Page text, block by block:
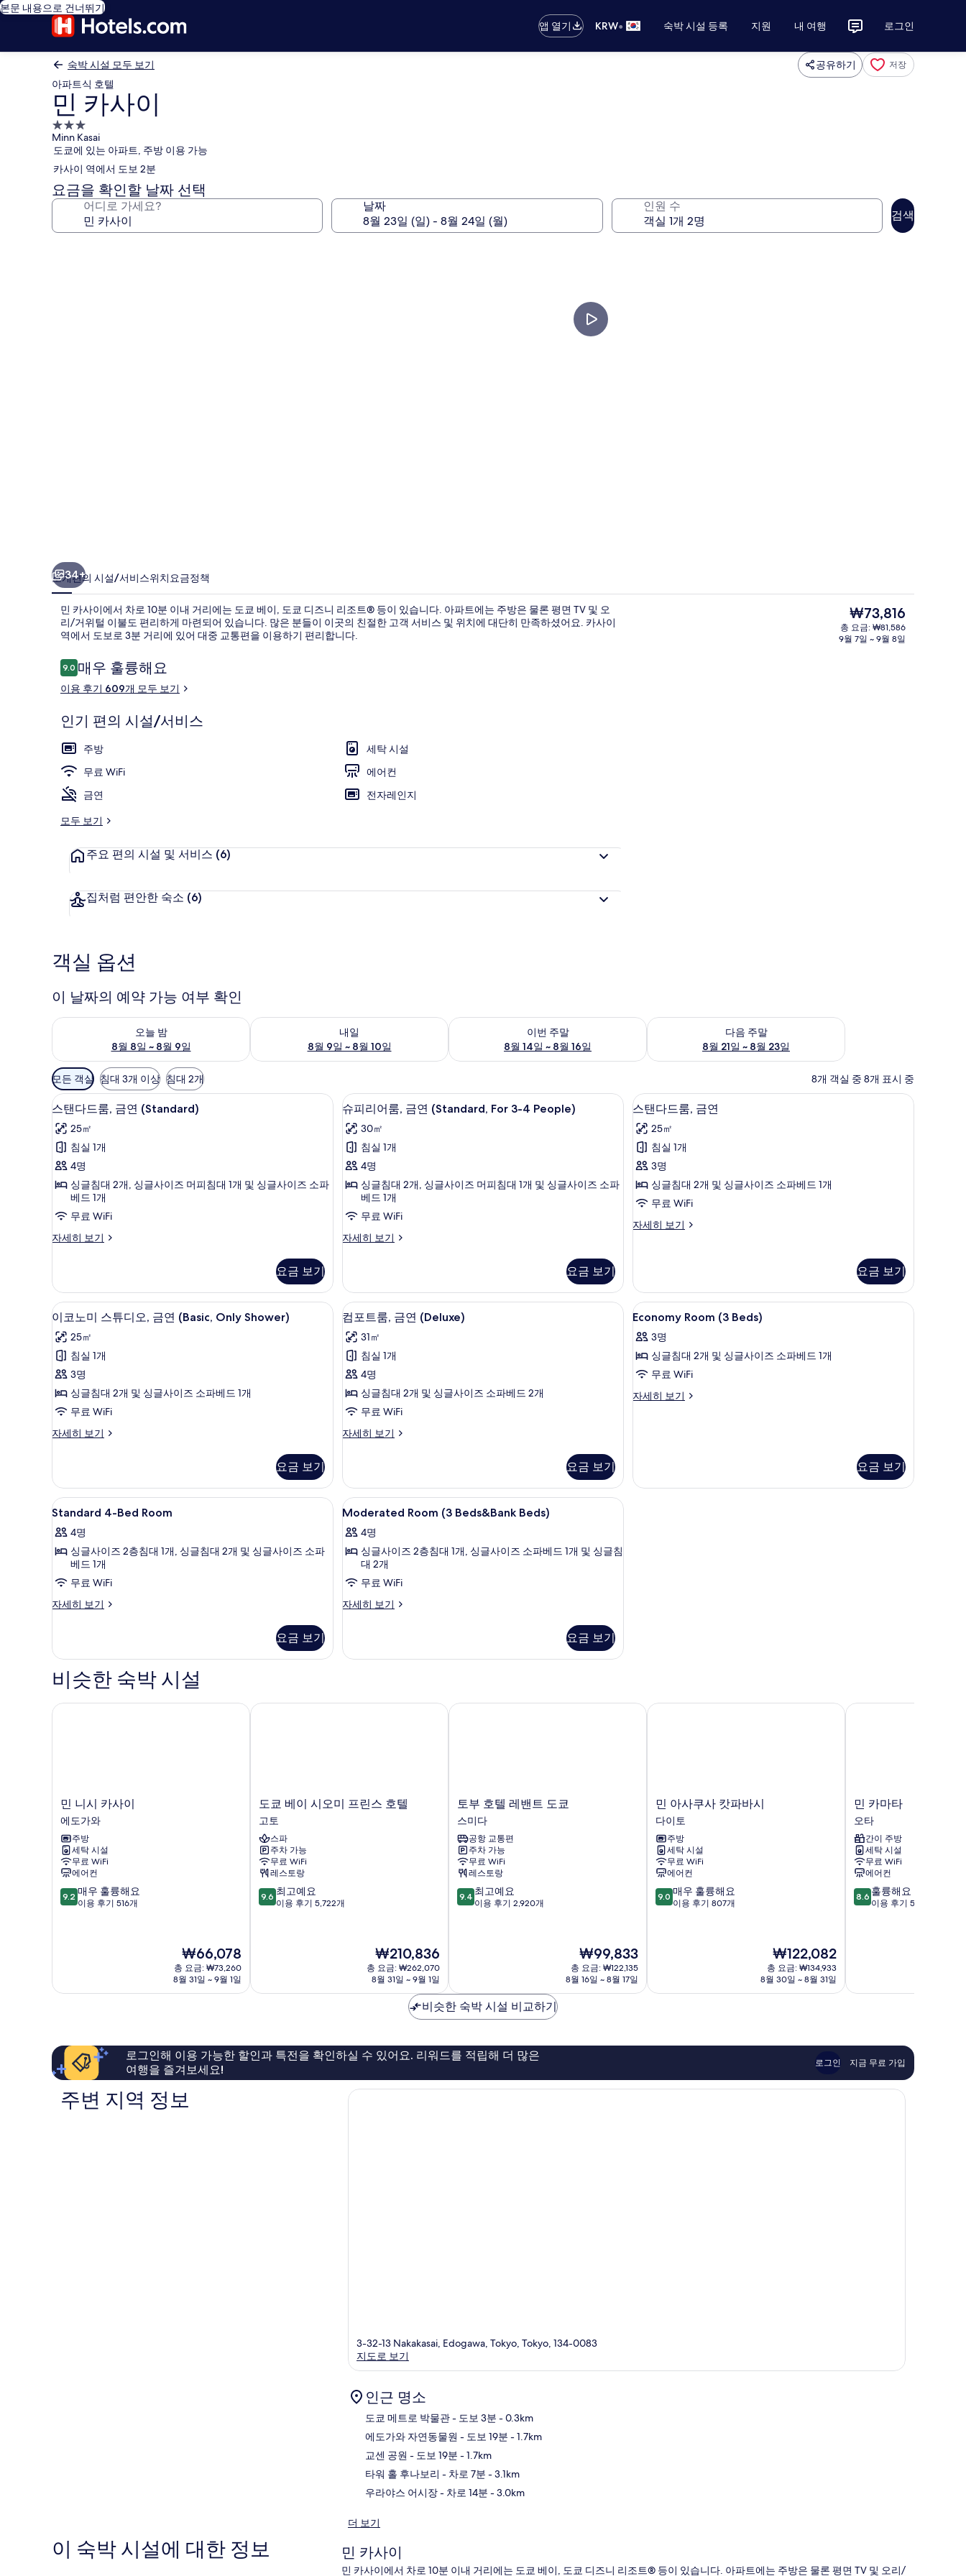
본문 내용으로 건너뛰기
앱 열기
KRW• 숙박 시설 등록 지원 내 여행 로그인
숙박 시설 모두 보기 공유하기 저장
아파트식 호텔
민 카사이
3.0
성
급
숙
박
시
Minn Kasai
도쿄에 있는 아파트, 주방 이용 가능
카사이 역에서 도보 2분
요금을 확인할 날짜 선택
어디로 가세요? 날짜 인원 수
검색
스탠다드룸, 금연 (Standard) | 전용 주방 | 미니 냉장고, 전자레인지, 쿡탑, 전기 주전자
컴포트룸, 금연 (Deluxe) | 숙박 시설 정
34+
소개편의 시설/서비스위치요금정책
민 카사이에서 차로 10분 이내 거리에는 도쿄 베이, 도쿄 디즈니 리조트® 등이 있습니다. 아파트에는 주방은 물론 평면 TV 및 오
리/거위털 이불도 편리하게 마련되어 있습니다. 많은 분들이 이곳의 친절한 고객 서비스 및 위치에 대단히 만족하셨어요. 카사이
역에서 도보로 3분 거리에 있어 대중 교통편을 이용하기 편리합니다.
이
용
후
9.010점 만점 중 9.0점.
매우 훌륭해요
이용 후기 609개 모두 보기
인기 편의 시설/서비스
주방
세탁 시설
무료 WiFi
에어컨
금연
전자레인지
모두 보기
주요 편의 시설 및 서비스 (6)
집처럼 편안한 숙소 (6)
현
재
가
₩73,816
총 요금: ₩81,586
9월 7일 ~ 9월 8일
객실 옵션
이 날짜의 예약 가능 여부 확인
오늘 밤
8월 8일 ~ 8월 9일
오늘 밤 예약 가능 여부 확인, 8월 8일 ~ 8월 9일
내일
8월 9일 ~ 8월 10일
내일 예약 가능 여부 확인, 8월 9일 ~ 8월 10일
이번 주말
8월 14일 ~ 8월 16일
이번 주말 예약 가능 여부 확인, 8월 14일 ~ 8월 16일
다음 주말
8월 21일 ~ 8월 23일
다음 주말 예약 가능 여부 확인, 8월 21일 ~ 8월 23일
객
실
에
사
용
가
능
한
터
모든 객실 침대 3개 이상 침대 2개 8개 객실 중 8개 표시 중
스
탠
다
드
룸,
연
(Standard)
모
두
보
기
스탠다드룸, 금연 (Standard) | 오리/거위털 이불, 객실 내 금고, 암막 커튼, 다리미/다리미판
8
스탠다드룸, 금연 (Standard)
25㎡
침실 1개
4명
싱글침대 2개, 싱글사이즈 머피침대 1개 및 싱글사이즈 소파
베드 1개
무료 WiFi
자세히 보기
스
룸,
금
연
(Standard)
자
세
히
보
기
요금 보기
슈
피
리
어
룸,
연
(Standard,
For
4
People)
사
진
모
두
보
기
슈피리어룸, 금연 (Standard, For 3-4 People) | 오리/거위털 이불, 객실 내 금고, 암막 커튼, 다리미/다리미판
7
슈피리어룸, 금연 (Standard, For 3-4 People)
30㎡
침실 1개
4명
싱글침대 2개, 싱글사이즈 머피침대 1개 및 싱글사이즈 소파
베드 1개
무료 WiFi
자세히 보기
슈
룸,
금
연
(Standard,
For
3-
4
People)
자
세
히
보
요금 보기
스
탠
다
드
룸,
금
사
두
보
기
스탠다드룸, 금연 | 오리/거위털 이불, 객실 내
7
스탠다드룸, 금연
25㎡
침실 1개
3명
싱글침대 2개 및 싱글사이즈 소파베드 1개
무료 WiFi
자세히 보기
스
금
연
자
히
보
요금 보기
이
코
노
미
스
튜
오,
연
(Basic,
Only
Shower)
사
모
두
이코노미 스튜디오, 금연 (Basic, Only Shower) | 오리/거위털 이불, 객실 내 금고, 암막 커튼, 다리미/다리미판
6
이코노미 스튜디오, 금연 (Basic, Only Shower)
25㎡
침실 1개
3명
싱글침대 2개 및 싱글사이즈 소파베드 1개
무료 WiFi
자세히 보기
이
스
튜
디
금
연
(Basic,
Shower)
자
세
기
요금 보기
컴
포
트
룸,
금
연
(Deluxe)
사
모
두
보
기
컴포트룸, 금연 (Deluxe) | 숙박 시설 정면
8
컴포트룸, 금연 (Deluxe)
31㎡
침실 1개
4명
싱글침대 2개 및 싱글사이즈 소파베드 2개
무료 WiFi
자세히 보기
컴
금
연
(Deluxe)
세
히
요금 보기
Economy
Room
(3
Beds)
사
진
오리/거위털 이불, 객실 내 금고, 암막 커튼, 다
5
Economy Room (3 Beds)
3명
싱글침대 2개 및 싱글사이즈 소파베드 1개
무료 WiFi
자세히 보기
Economy
보
요금 보기
Standard
4-
Bed
Room
진
모
보
기
오리/거위털 이불, 객실 내 금고, 암막 커튼, 다리미/다리미판
7
Standard 4-Bed Room
4명
싱글사이즈 2층침대 1개, 싱글침대 2개 및 싱글사이즈 소파
베드 1개
무료 WiFi
자세히 보기
Standard
자
히
기
요금 보기
Moderated
Room
(3
Beds&Bank
Beds)
사
진
보
오리/거위털 이불, 객실 내 금고, 암막 커튼, 다리미/다리미판
6
Moderated Room (3 Beds&Bank Beds)
4명
싱글사이즈 2층침대 1개, 싱글사이즈 소파베드 1개 및 싱글침
대 2개
무료 WiFi
자세히 보기
Moderated
Beds)
보
요금 보기
비슷한 숙박 시설
민
니
시
카
사
이
에
도
가
민 니시 카사이
에도가와
주방
세탁 시설
무료 WiFi
에어컨
10
점
우
요,
용
후
기
516
9.2 매우 훌륭해요
이용 후기 516개
현
재
요
₩66,078
총 요금: ₩73,260
8월 31일 ~ 9월 1일
민 니시 카사이
도
쿄
베
이
시
오
미
프
린
도쿄 베이 시오미 프린스 호텔
고토
스파
주차 가능
무료 WiFi
레스토랑
10
점
고
용
후
5,722
9.6 최고예요
이용 후기 5,722개
현
재
요
₩210,836
₩210,836
총 요금: ₩262,070
8월 31일 ~ 9월 1일
도쿄 베이 시오미 프린스 호텔
토
부
호
텔
레
밴
트
도
쿄
토부 호텔 레밴트 도쿄
스미다
공항 교통편
주차 가능
무료 WiFi
레스토랑
10
점
고
예
요,
용
후
2,920
9.4 최고예요
이용 후기 2,920개
현
재
요
₩99,833
총 요금: ₩122,135
8월 16일 ~ 8월 17일
토부 호텔 레밴트 도쿄
민
아
사
쿠
사
캇
파
바
시
민 아사쿠사 캇파바시
다이토
주방
세탁 시설
무료 WiFi
에어컨
10
점
우
요,
후
9.0 매우 훌륭해요
이용 후기 807개
현
재
요
₩122,082
총 요금: ₩134,933
8월 30일 ~ 8월 31일
민 아사쿠사 캇파바시
민
카
마
타
오
타
민 카마타
오타
간이 주방
세탁 시설
무료 WiFi
에어컨
10
점
륭
용
후
기
506
8.6 훌륭해요
이용 후기 506개
민 카마타
비슷한 숙박 시설 비교하기
로그인해 이용 가능한 할인과 특전을 확인하실 수 있어요. 리워드를 적립해 더 많은
여행을 즐겨보세요!
로그인 지금 무료 가입
주변 지역 정보
3-32-13 Nakakasai, Edogawa, Tokyo, Tokyo, 134-0083
지도로 보기
인근 명소
도쿄 메트로 박물관- 도보 3분 - 0.3km
에도가와 자연동물원 - 도보 19분 - 1.7km
교센 공원 - 도보 19분 - 1.7km
타워 홀 후나보리 - 차로 7분 - 3.1km
우라야스 어시장- 차로 14분 - 3.0km
더 보기
이 숙박 시설에 대한 정보 민 카사이
민 카사이에서 차로 10분 이내 거리에는 도쿄 베이, 도쿄 디즈니 리조트® 등이 있습니다. 아파트에는 주방은 물론 평면 TV 및 오리/